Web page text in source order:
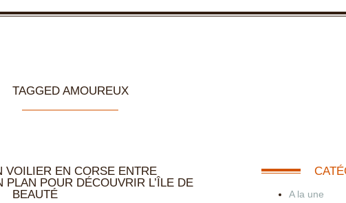
TAGGED AMOUREUX
VOILIER EN CORSE ENTRE
PLAN POUR DÉCOUVRIR L’ÎLE DE
BEAUTÉ
A la une